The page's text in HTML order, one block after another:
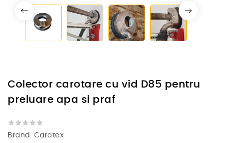
Colector carotare cu vid D85 pentru
preluare apa si praf
Brand: Carotex